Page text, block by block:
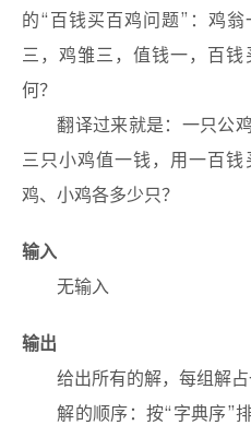
的“百钱买百鸡问题”：鸡
三，鸡雏三，值钱一，百
何？
翻译过来就是：一只公鸡
三只小鸡值一钱，用一百
鸡、小鸡各多少只？
输入
无输入
输出
给出所有的解，每组解
解的顺序：按“字典序”